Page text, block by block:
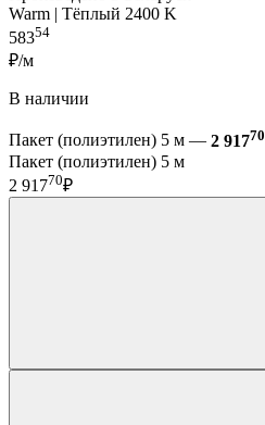
Warm | Тёплый 2400 K
58354
₽/м
В наличии
Пакет (полиэтилен) 5 м — 2 91770
Пакет (полиэтилен) 5 м
2 91770₽